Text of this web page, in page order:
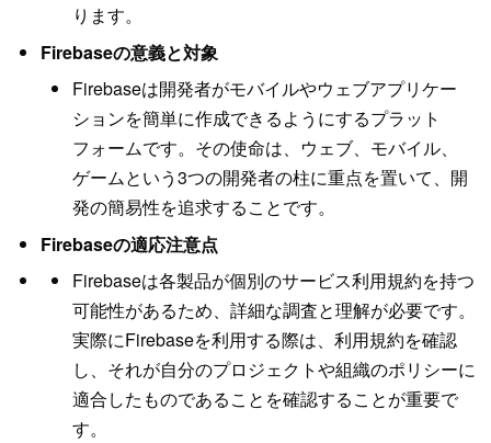
ります。
Firebaseの意義と対象
Firebaseは開発者がモバイルやウェブアプリケー
ションを簡単に作成できるようにするプラット
フォームです。その使命は、ウェブ、モバイル、
ゲームという3つの開発者の柱に重点を置いて、開
発の簡易性を追求することです。
Firebaseの適応注意点
Firebaseは各製品が個別のサービス利用規約を持つ
可能性があるため、詳細な調査と理解が必要です。
実際にFirebaseを利用する際は、利用規約を確認
し、それが自分のプロジェクトや組織のポリシーに
適合したものであることを確認することが重要で
す。